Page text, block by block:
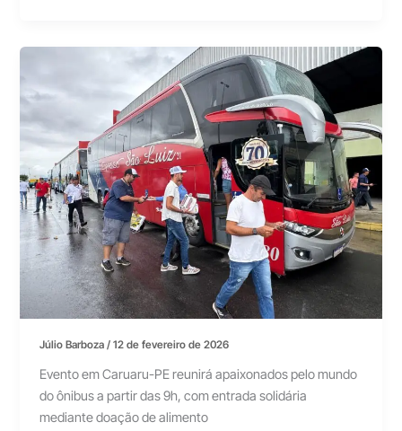
Júlio Barboza/12 de fevereiro de 2026
Evento em Caruaru-PE reunirá apaixonados pelo mundo
do ônibus a partir das 9h, com entrada solidária
mediante doação de alimento